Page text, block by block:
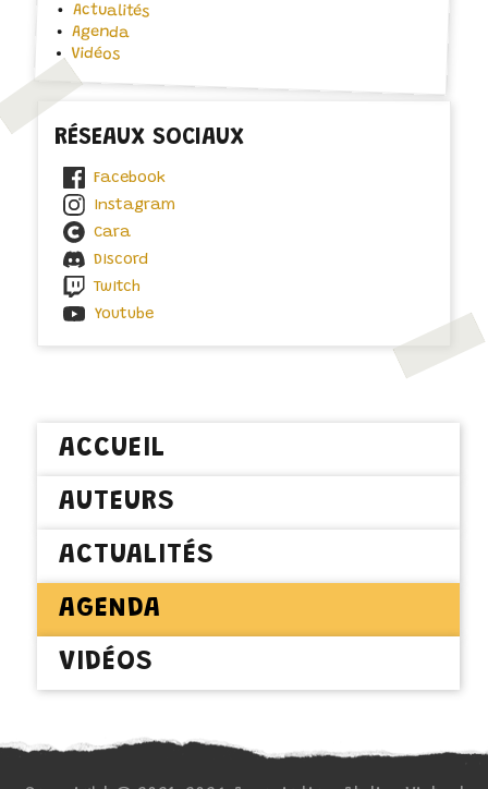
Actualités
Agenda
Vidéos
RÉSEAUX SOCIAUX
Facebook
Instagram
Cara
Discord
Twitch
Youtube
ACCUEIL
AUTEURS
ACTUALITÉS
AGENDA
VIDÉOS